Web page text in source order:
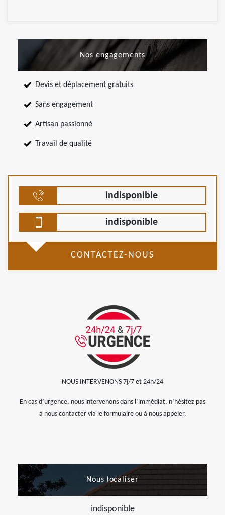
Nos engagements
Devis et déplacement gratuits
Sans engagement
Artisan passionné
Travail de qualité
indisponible
indisponible
CONTACTEZ-NOUS
NOUS INTERVENONS 7j/7 et 24h/24
En cas d’urgence, nous intervenons dans l’immédiat, n’hésitez pas
à nous contacter via le formulaire ou à nous appeler.
Nous localiser
indisponible